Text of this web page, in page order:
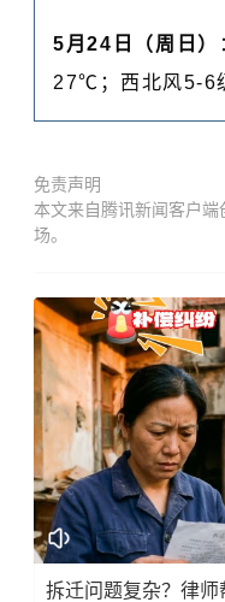
5月24日（周日）
27℃；西北风5-6
免责声明
本文来自腾讯新闻客户
场。
拆迁问题复杂？律